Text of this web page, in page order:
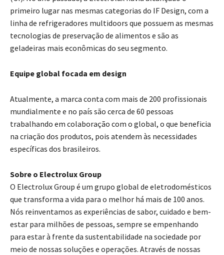
primeiro lugar nas mesmas categorias do IF Design, com a
linha de refrigeradores multidoors que possuem as mesmas
tecnologias de preservação de alimentos e são as
geladeiras mais econômicas do seu segmento.
Equipe global focada em design
Atualmente, a marca conta com mais de 200 profissionais
mundialmente e no país são cerca de 60 pessoas
trabalhando em colaboração com o global, o que beneficia
na criação dos produtos, pois atendem às necessidades
específicas dos brasileiros.
Sobre o Electrolux Group
O Electrolux Group é um grupo global de eletrodomésticos
que transforma a vida para o melhor há mais de 100 anos.
Nós reinventamos as experiências de sabor, cuidado e bem-
estar para milhões de pessoas, sempre se empenhando
para estar à frente da sustentabilidade na sociedade por
meio de nossas soluções e operações. Através de nossas